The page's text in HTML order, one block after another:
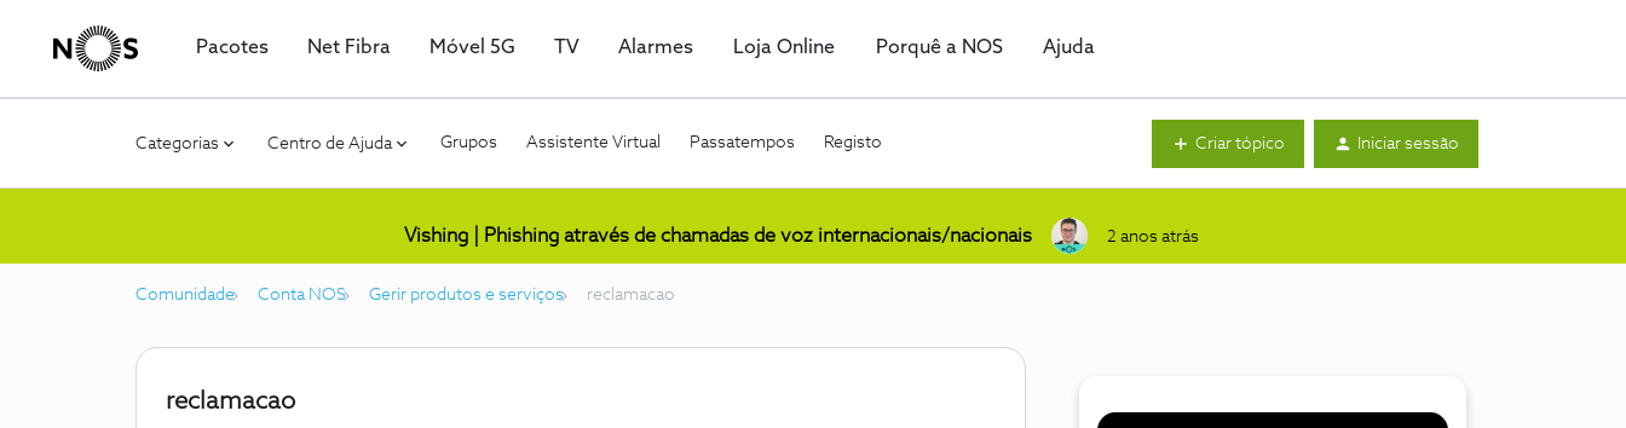
Pacotes Net Fibra Móvel 5G TV Alarmes Loja Online Porquê a NOS Ajuda
Categorias Centro de Ajuda Grupos Assistente Virtual Passatempos Registo Criar tópico Iniciar sessão
Vishing | Phishing através de chamadas de voz internacionais/nacionais 2 anos atrás
Comunidade Conta NOS Gerir produtos e serviços reclamacao
reclamacao